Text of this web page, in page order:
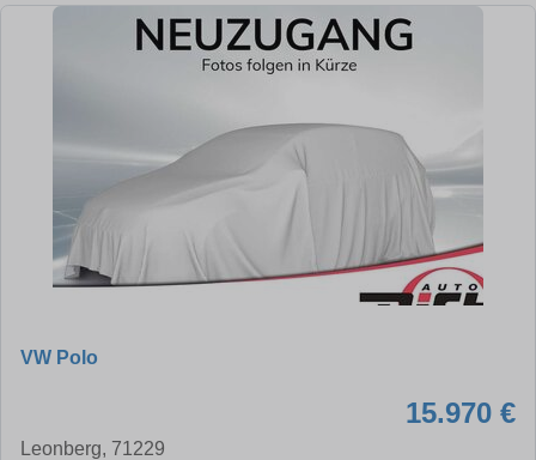
VW Polo
15.970 €
Leonberg, 71229